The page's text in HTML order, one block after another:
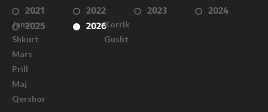
2021
2022 2023
2024
2025
2026
Janar
Shkurt
Mars
Prill
Maj
Qershor
Korrik
Gusht